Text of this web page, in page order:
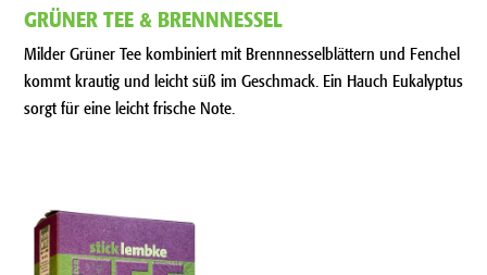
GRÜNER TEE & BRENNNESSEL
Milder Grüner Tee kombiniert mit Brennnesselblättern und Fenchel
kommt krautig und leicht süß im Geschmack. Ein Hauch Eukalyptus
sorgt für eine leicht frische Note.